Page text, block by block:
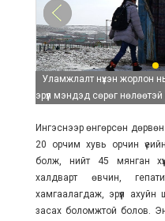
Уламжлалт нүхэн жорлон нь
эрүүл мэндэд сөрөг
Ингэснээр өнгөрсөн
20 орчим хувь орчин
болж, нийт 45 мянган
халдварт өвчин,
хамгаалагдаж, эрүүл
засах боломжтой болов.